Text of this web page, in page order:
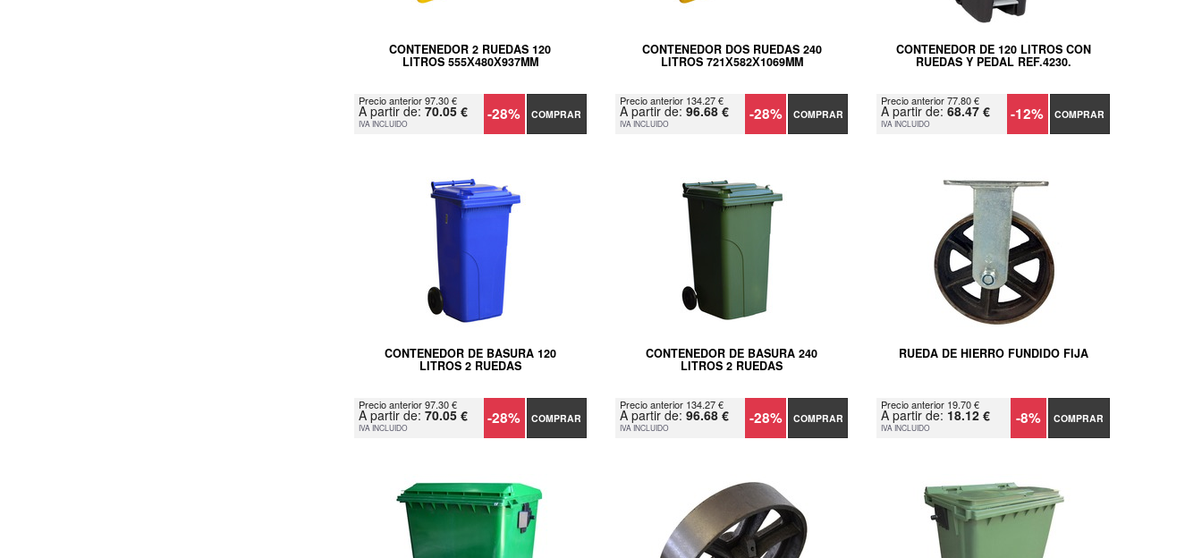
CONTENEDOR 2 RUEDAS 120
LITROS 555Х480Х937MM
Precio anterior 97.30 €
A partir de: 70.05 €
IVA INCLUIDO -28% COMPRAR
CONTENEDOR DOS RUEDAS 240
LITROS 721Х582Х1069MM
Precio anterior 134.27 €
A partir de: 96.68 €
IVA INCLUIDO -28% COMPRAR
CONTENEDOR DE 120 LITROS CON
RUEDAS Y PEDAL REF.4230.
Precio anterior 77.80 €
A partir de:68.47 €
IVA INCLUIDO -12% COMPRAR
CONTENEDOR DE BASURA 120
LITROS 2 RUEDAS
Precio anterior 97.30 €
A partir de: 70.05 €
IVA INCLUIDO -28% COMPRAR
CONTENEDOR DE BASURA 240
LITROS 2 RUEDAS
Precio anterior 134.27 €
A partir de: 96.68 €
IVA INCLUIDO -28% COMPRAR
RUEDA DE HIERRO FUNDIDO FIJA
Precio anterior 19.70 €
A partir de: 18.12 €
IVA INCLUIDO -8% COMPRAR